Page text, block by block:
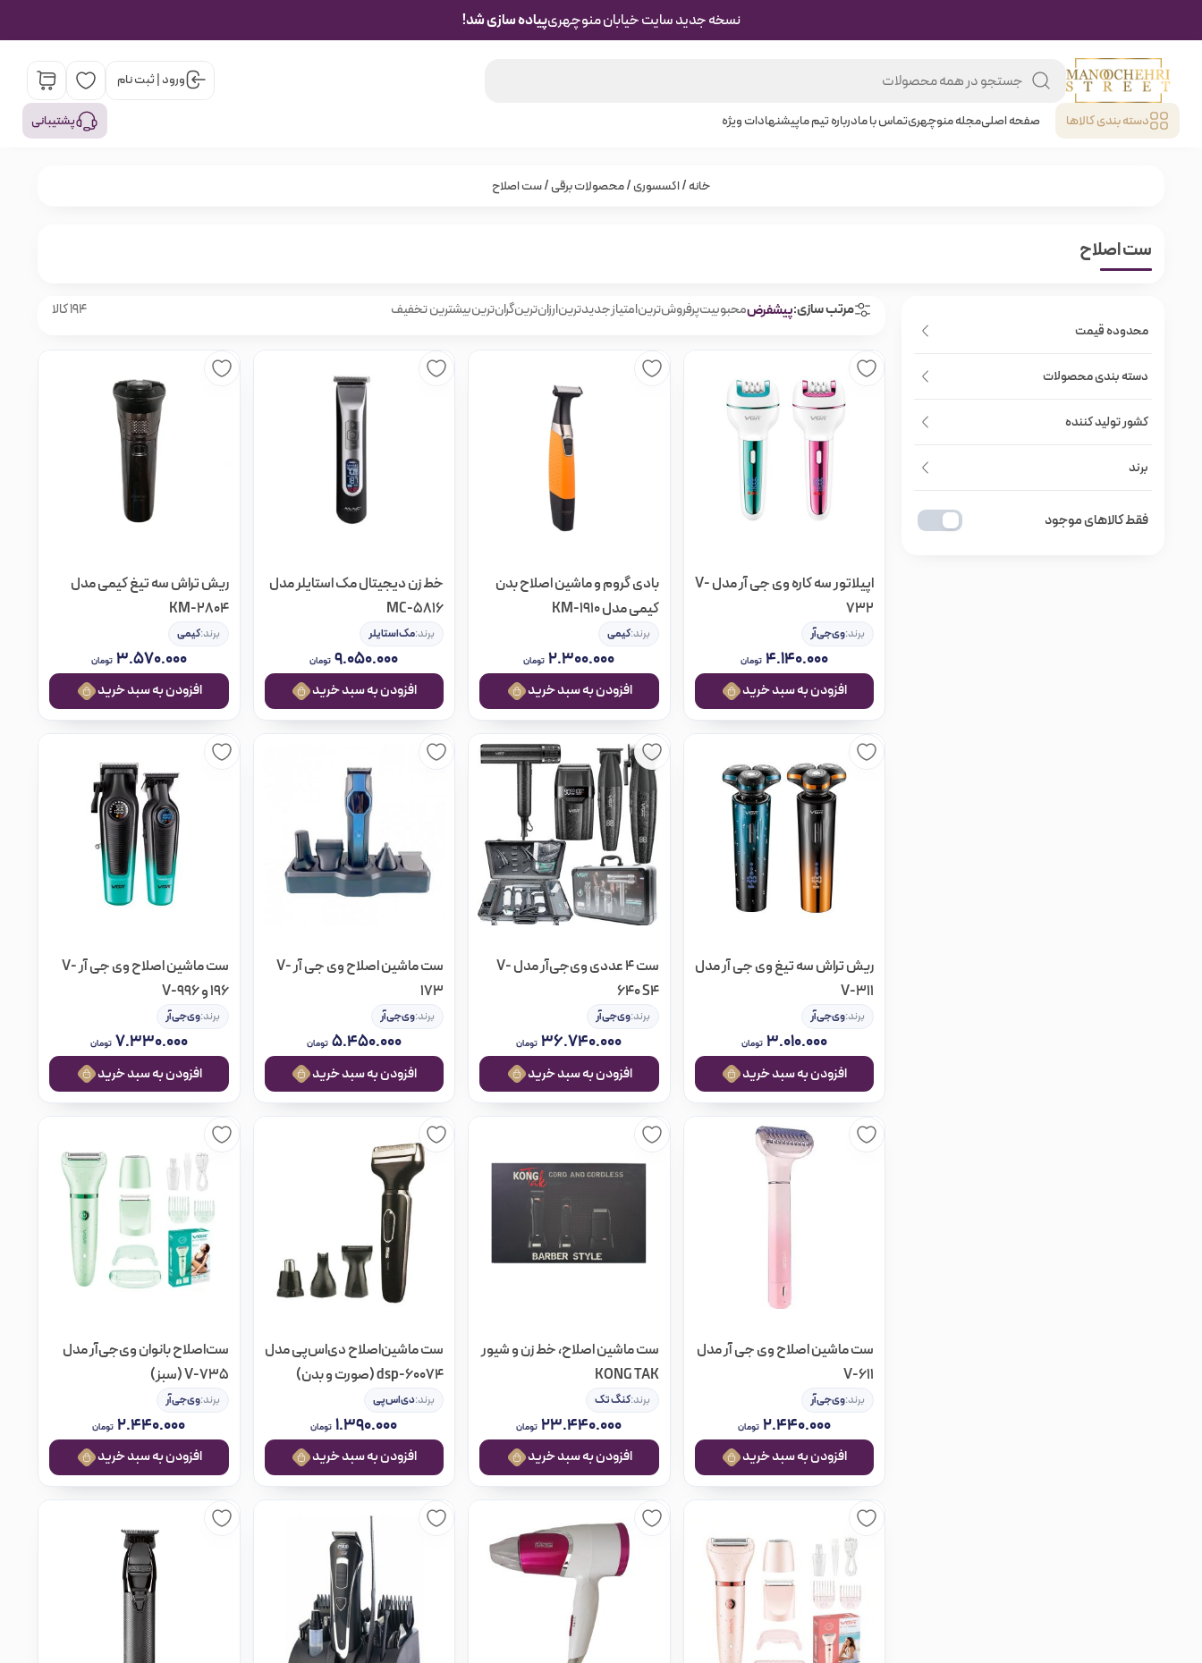
نسخه جدید سایت خیابان منوچهریپیاده سازی شد!
ورود | ثبت نام
دسته بندی کالا‌ها صفحه اصلیمجله منوچهریتماس با مادرباره تیم ماپیشنهادات ویژه پشتیبانی
خانه/اکسسوری/محصولات برقی/ ست اصلاح
ست اصلاح
محدوده قیمت
دسته بندی محصولات
کشور تولید کننده
برند
فقط کالاهای موجود
مرتب سازی:پیشفرضمحبوبیتپرفروش‌ترینامتیازجدیدترینارزان‌ترینگران‌ترینبیشترین تخفیف 194 کالا
اپیلاتور سه کاره وی جی آر مدل V-
732
برند:وی‌جی‌آر
۴.۱۴۰.۰۰۰ تومان
افزودن به سبد خرید
بادی گروم و ماشین اصلاح بدن
کیمی مدل KM-1910
برند:کیمی
۲.۳۰۰.۰۰۰ تومان
افزودن به سبد خرید
خط زن دیجیتال مک استایلر مدل
MC-5816
برند:مک‌استایلر
۹.۰۵۰.۰۰۰ تومان
افزودن به سبد خرید
ریش تراش سه تیغ کیمی مدل
KM-2804
برند:کیمی
۳.۵۷۰.۰۰۰ تومان
افزودن به سبد خرید
ریش تراش سه تیغ وی جی آر مدل
V-311
برند:وی‌جی‌آر
۳.۰۱۰.۰۰۰ تومان
افزودن به سبد خرید
ست 4 عددی وی‌جی‌آر مدل V-
640 S4
برند:وی‌جی‌آر
۳۶.۷۴۰.۰۰۰ تومان
افزودن به سبد خرید
ست ماشین اصلاح وی جی آر V-
173
برند:وی‌جی‌آر
۵.۴۵۰.۰۰۰ تومان
افزودن به سبد خرید
ست ماشین اصلاح وی جی آر V-
196 و V-996
برند:وی‌جی‌آر
۷.۳۳۰.۰۰۰ تومان
افزودن به سبد خرید
ست ماشین اصلاح وی جی آر مدل
V-611
برند:وی‌جی‌آر
۲.۴۴۰.۰۰۰ تومان
افزودن به سبد خرید
ست ماشین اصلاح، خط زن و شیور
KONG TAK
برند:کنگ تک
۲۳.۴۴۰.۰۰۰ تومان
افزودن به سبد خرید
ست ماشین‌اصلاح دی‌اس‌پی مدل
dsp-60074 (صورت و بدن)
برند:دی‌اس‌پی
۱.۳۹۰.۰۰۰ تومان
افزودن به سبد خرید
ست‌اصلاح بانوان وی‌جی‌آر مدل
V-735 (سبز)
برند:وی‌جی‌آر
۲.۴۴۰.۰۰۰ تومان
افزودن به سبد خرید